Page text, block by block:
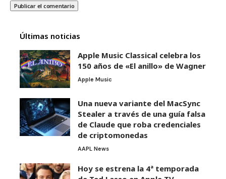
Últimas noticias
Apple Music Classical celebra los
150 años de «El anillo» de Wagner
Apple Music
Una nueva variante del MacSync
Stealer a través de una guía falsa
de Claude que roba credenciales
de criptomonedas
AAPL News
Hoy se estrena la 4ª temporada